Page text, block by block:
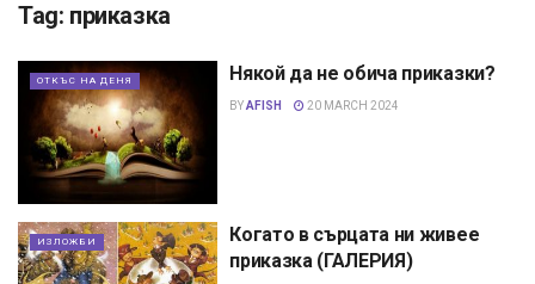
Tag: приказка
ОТКЪС НА ДЕНЯ Някой да не обича приказки?
BYAFISH 20 MARCH 2024
ИЗЛОЖБИ
Когато в сърцата ни живее
приказка (ГАЛЕРИЯ)